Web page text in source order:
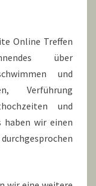
Online Treffen
über
und
Verführung
und
haben wir einen